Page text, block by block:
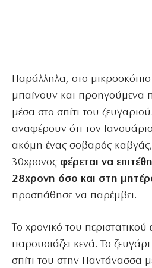
Παράλληλα, στο
μπαίνουν και προηγούμενα
μέσα στο σπίτι του
αναφέρουν ότι τον Ιανουάριο
ακόμη ένας σοβαρός
30χρονος φέρεται να
28χρονη όσο και στη
προσπάθησε να παρέμβει.
Το χρονικό του περιστατικού
παρουσιάζει κενά. Το ζευγάρι
σπίτι του στην Παντάνασσα